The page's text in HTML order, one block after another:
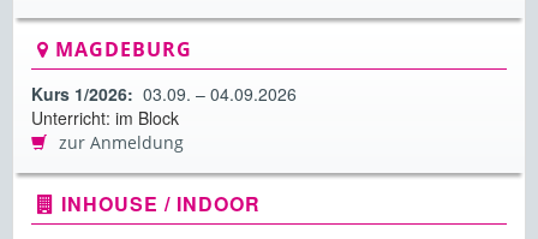
MAGDEBURG
Kurs 1/2026: 03.09. – 04.09.2026
Unterricht: im Block
zur Anmeldung
INHOUSE / INDOOR